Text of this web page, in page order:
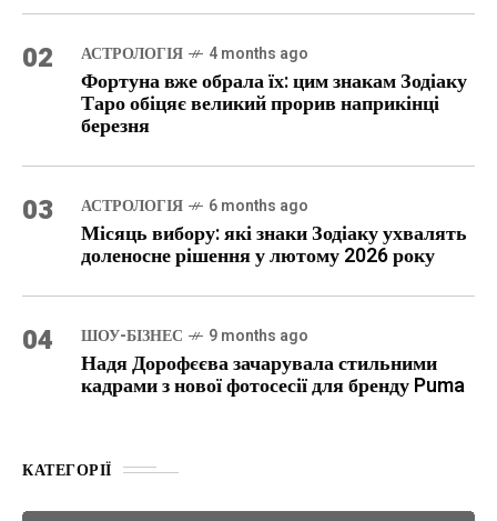
02 АСТРОЛОГІЯ 4 months ago
Фортуна вже обрала їх: цим знакам Зодіаку
Таро обіцяє великий прорив наприкінці
березня
03 АСТРОЛОГІЯ 6 months ago
Місяць вибору: які знаки Зодіаку ухвалять
доленосне рішення у лютому 2026 року
04 ШОУ-БІЗНЕС 9 months ago
Надя Дорофєєва зачарувала стильними
кадрами з нової фотосесії для бренду Puma
КАТЕГОРІЇ